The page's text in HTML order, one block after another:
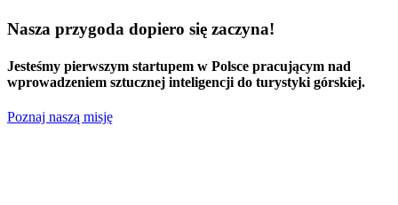
Nasza przygoda dopiero się zaczyna!
Jesteśmy pierwszym startupem w Polsce pracującym nad
wprowadzeniem sztucznej inteligencji do turystyki górskiej.
Poznaj naszą misję